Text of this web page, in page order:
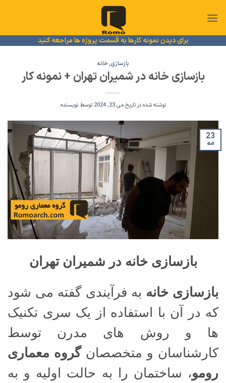
برای دیدن نمونه کارها به قسمت پروژه ها مراجعه کنید
بازسازی,خانه
بازسازی خانه در شمیران تهران + نمونه کار
نوشته شده در تاریخمی 23, 2024 توسطنویسنده
23
مه
بازسازی خانه در شمیران تهران
بازسازی خانه به فرآیندی گفته می شود
که در آن با استفاده از یک سری تکنیک
ها و روش های مدرن توسط
کارشناسان و متخصصانگروه معماری
رومو، ساختمان را به حالت اولیه و به